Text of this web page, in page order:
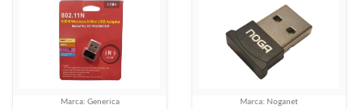
Marca: Generica Marca: Noganet